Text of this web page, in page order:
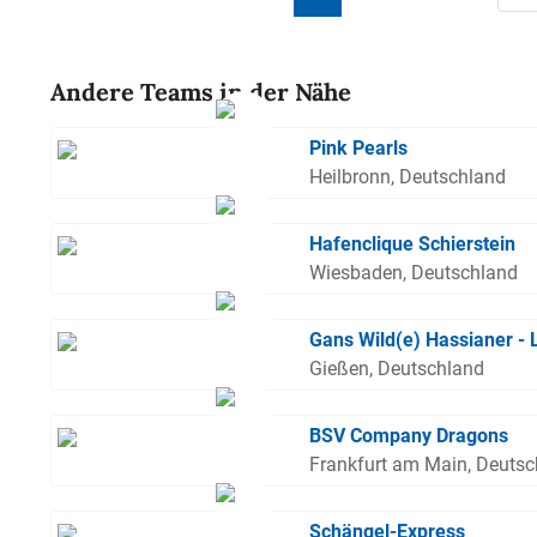
Andere Teams in der Nähe
Pink Pearls
Heilbronn, Deutschland
Hafenclique Schierstein
Wiesbaden, Deutschland
Gans Wild(e) Hassianer -
Gießen, Deutschland
BSV Company Dragons
Frankfurt am Main,
Schängel-Express